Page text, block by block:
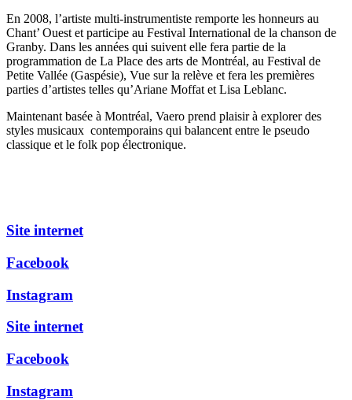
En 2008, l’artiste multi-instrumentiste remporte les honneurs au
Chant’ Ouest et participe au Festival International de la chanson de
Granby. Dans les années qui suivent elle fera partie de la
programmation de La Place des arts de Montréal, au Festival de
Petite Vallée (Gaspésie), Vue sur la relève et fera les premières
parties d’artistes telles qu’Ariane Moffat et Lisa Leblanc.
Maintenant basée à Montréal, Vaero prend plaisir à explorer des
styles musicaux contemporains qui balancent entre le pseudo
classique et le folk pop électronique.
Site internet
Facebook
Instagram
Site internet
Facebook
Instagram